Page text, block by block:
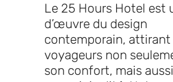
Le 25 Hours Hotel est
d’œuvre du design
contemporain, attirant
voyageurs non
son confort, mais